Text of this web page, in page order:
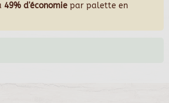
49% d'économie par palette en